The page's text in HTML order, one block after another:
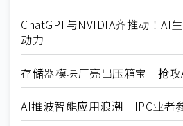
ChatGPT与NVIDIA齐推动！AI
动力
存储器模块厂亮出压箱宝 抢攻
AI推波智能应用浪潮 IPC业者